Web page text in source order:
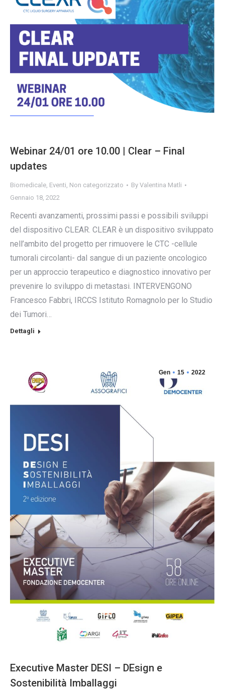
Webinar 24/01 ore 10.00 | Clear – Final
updates
Biomedicale, Eventi, Non categorizzato By Valentina Matli
Gennaio 18, 2022
Recenti avanzamenti, prossimi passi e possibili sviluppi
del dispositivo CLEAR. CLEAR è un dispositivo sviluppato
nell’ambito del progetto per rimuovere le CTC -cellule
tumorali circolanti- dal sangue di un paziente oncologico
per un approccio terapeutico e diagnostico innovativo per
prevenire lo sviluppo di metastasi. INTERVENGONO
Francesco Fabbri, IRCCS Istituto Romagnolo per lo Studio
dei Tumori…
Dettagli
Gen 15 2022
Executive Master DESI – DEsign e
Sostenibilità Imballaggi